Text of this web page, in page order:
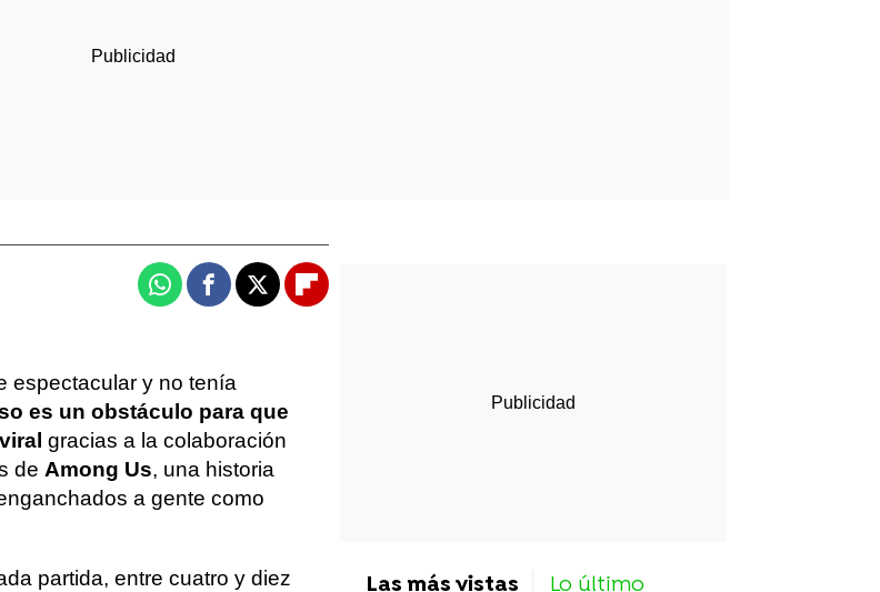
WhatsappFacebook
X Flipboard
espectacular y no tenía
es un obstáculo para que
gracias a la colaboración
de Among Us, una historia
a gente como
partida, entre cuatro y diez
Las más vistas Lo último